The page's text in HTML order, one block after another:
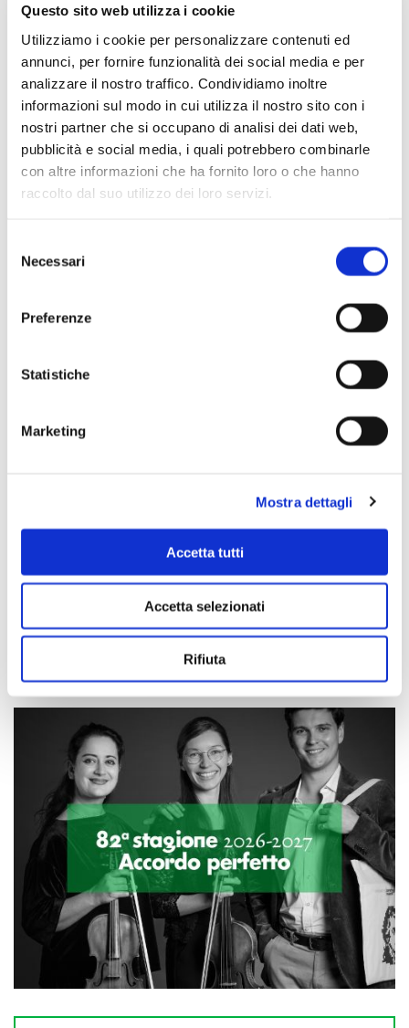
Questo sito web utilizza i cookie
Utilizziamo i cookie per personalizzare contenuti ed
annunci, per fornire funzionalità dei social media e per
analizzare il nostro traffico. Condividiamo inoltre
informazioni sul modo in cui utilizza il nostro sito con i
nostri partner che si occupano di analisi dei dati web,
pubblicità e social media, i quali potrebbero combinarle
con altre informazioni che ha fornito loro o che hanno
raccolto dal suo utilizzo dei loro servizi.
delNecessari
Preferenze
Statistiche
Marketing
Mostra dettagli
Accetta tutti
Accetta selezionati
Rifiuta
Orari d’apertura
Dal martedì al venerdì dalle ore 10 alle ore 18
Sabato e domenica dalle ore 10 alle ore 13
Vendita Online: www.ticketone.it
Il Cast
Direttore:Giancarlo De Lorenzo
Scopri di più